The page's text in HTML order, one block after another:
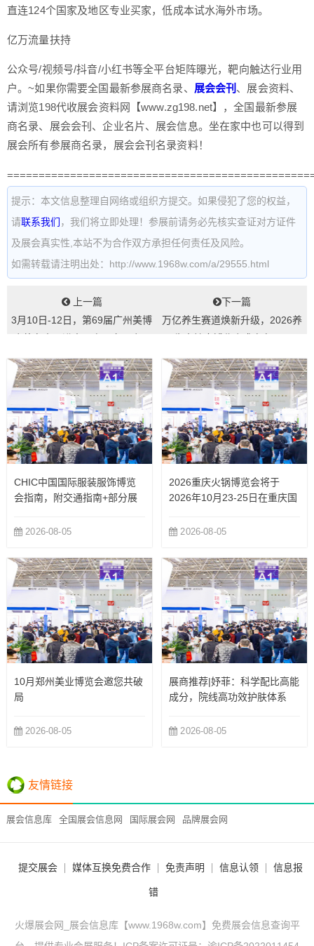
直连124个国家及地区专业买家，低成本试水海外市场。
亿万流量扶持
公众号/视频号/抖音/小红书等全平台矩阵曝光，靶向触达行业用
户。~如果你需要全国最新参展商名录、 展会会刊 、展会资料、
请浏览198代收展会资料网【www.zg198.net】，全国最新参展
商名录、展会会刊、企业名片、展会信息。坐在家中也可以得到
展会所有参展商名录，展会会刊名录资料！
提示：本文信息整理自网络或组织方提交。如果侵犯了您的权益，
请联系我们 ，我们将立即处理！参展前请务必先核实查证对方证件
及展会真实性,本站不为合作双方承担任何责任及风险。
如需转载请注明出处：http://www.1968w.com/a/29555.html
上一篇
3月10日-12日，第69届广州美博
馆开...
下一篇
万亿养生赛道焕新升级，2026养
CHIC中国国际服装服饰博览
会指南，附交通指南+部分展
2026-08-05
2026重庆火锅博览会将于
2026年10月23-25日在重庆国
2026-08-05
10月郑州美业博览会邀您共破
局
2026-08-05
展商推荐|妤菲：科学配比高能
成分，院线高功效护肤体系
2026-08-05
友情链接
展会信息库 全国展会信息网 国际展会网 品牌展会网
提交展会 媒体互换免费合作 免责声明 信息认领 信息报
错
火爆展会网_展会信息库【www.1968w.com】免费展会信息查询平